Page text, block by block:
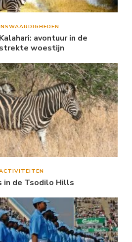
avontuur in de
woestijn
in de Tsodilo Hills